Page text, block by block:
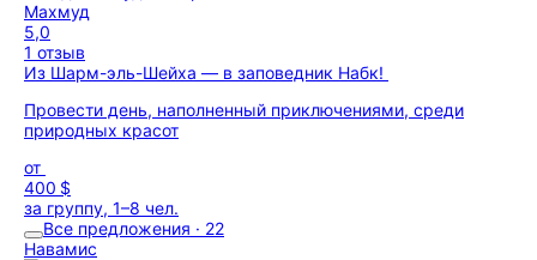
Махмуд
5,0
1 отзыв
Из Шарм-эль-Шейха — в заповедник Набк!
Провести день, наполненный приключениями, среди
природных красот
от
400 $
за группу, 1–8 чел.
Все предложения · 22
Навамис